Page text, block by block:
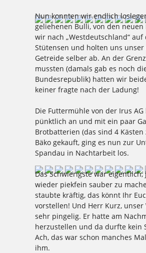
Nun konnten wir endlich
geliehenen Bulli, von den
wir nach „Westdeutschland“
Stütensen und holten uns unser
Getreide selber ab. An der
mussten (damals gab es noch
Bundesrepublik) hatten wir
keiner fragte nach der Ladung!
Die Futtermühle von der Irus
pünktlich an und mit ein paar
Brotbatterien (das sind 4
Bäko gekauft, ging es nun zur
Spandau in Nachtarbeit los.
Das Schwierigste war eigentlich,
wieder piekfein sauber zu
staubte kräftig, das könnt Ihr
vorstellen! Und Herr Kurz, unser
sehr pingelig. Er hatte am
herzustellen und da durfte kein
Ach, das war schon manches
ihm.